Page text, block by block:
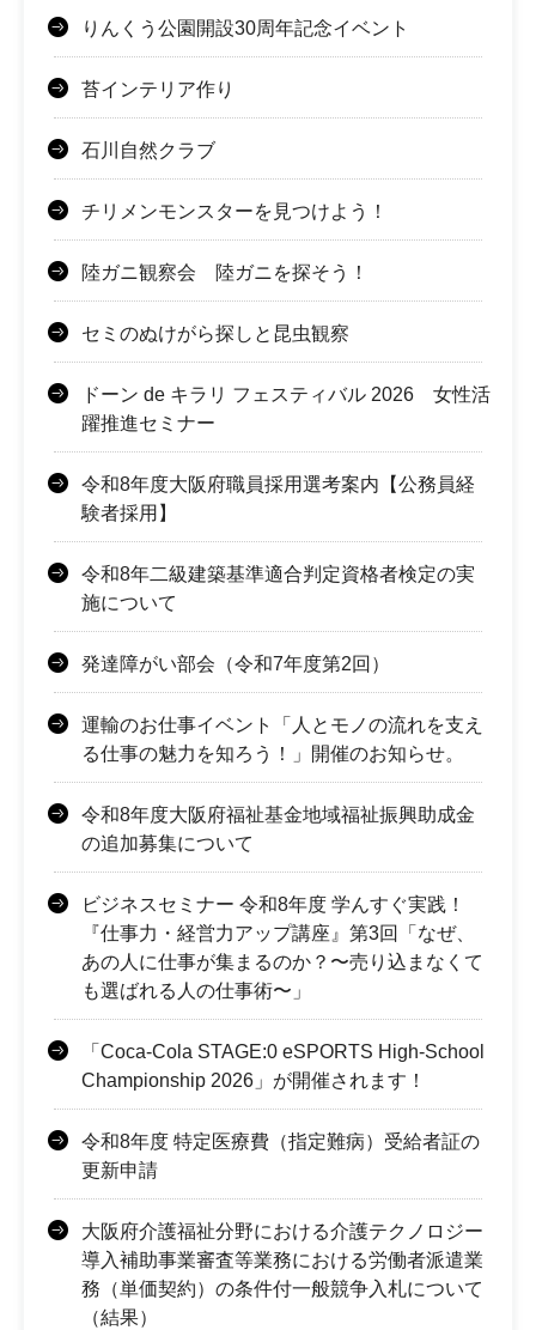
りんくう公園開設30周年記念イベント
苔インテリア作り
石川自然クラブ
チリメンモンスターを見つけよう！
陸ガニ観察会 陸ガニを探そう！
セミのぬけがら探しと昆虫観察
ドーン de キラリ フェスティバル 2026 女性活
躍推進セミナー
令和8年度大阪府職員採用選考案内【公務員経
験者採用】
令和8年二級建築基準適合判定資格者検定の実
施について
発達障がい部会（令和7年度第2回）
運輸のお仕事イベント「人とモノの流れを支え
る仕事の魅力を知ろう！」開催のお知らせ。
令和8年度大阪府福祉基金地域福祉振興助成金
の追加募集について
ビジネスセミナー 令和8年度 学んすぐ実践！
『仕事力・経営力アップ講座』第3回「なぜ、
あの人に仕事が集まるのか？〜売り込まなくて
も選ばれる人の仕事術〜」
「Coca-Cola STAGE:0 eSPORTS High-School
Championship 2026」が開催されます！
令和8年度 特定医療費（指定難病）受給者証の
更新申請
大阪府介護福祉分野における介護テクノロジー
導入補助事業審査等業務における労働者派遣業
務（単価契約）の条件付一般競争入札について
（結果）